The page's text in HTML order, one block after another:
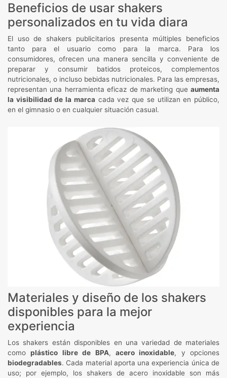
Beneficios de usar shakers
personalizados en tu vida diara
El uso de shakers publicitarios presenta múltiples beneficios
tanto para el usuario como para la marca. Para los
consumidores, ofrecen una manera sencilla y conveniente de
preparar y consumir batidos proteicos, complementos
nutricionales, o incluso bebidas nutricionales. Para las empresas,
representan una herramienta eficaz de marketing que aumenta
la visibilidad de la marca cada vez que se utilizan en público,
en el gimnasio o en cualquier situación casual.
Materiales y diseño de los shakers
disponibles para la mejor
experiencia
Los shakers están disponibles en una variedad de materiales
comoplástico libre de BPA, acero inoxidable, y opciones
biodegradables. Cada material aporta una experiencia única de
uso; por ejemplo, los shakers de acero inoxidable son más